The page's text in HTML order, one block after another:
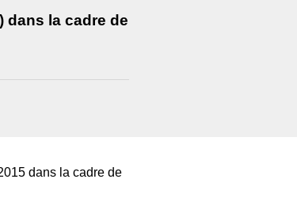
dans la cadre de
dans la cadre de